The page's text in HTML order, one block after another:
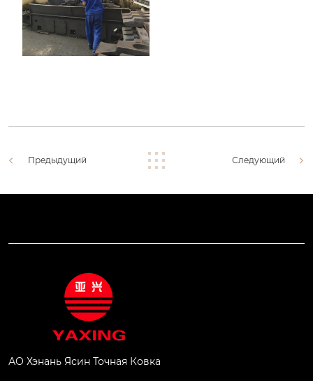
Предыдущий Следующий
АО Хэнань Ясин Точная Ковка